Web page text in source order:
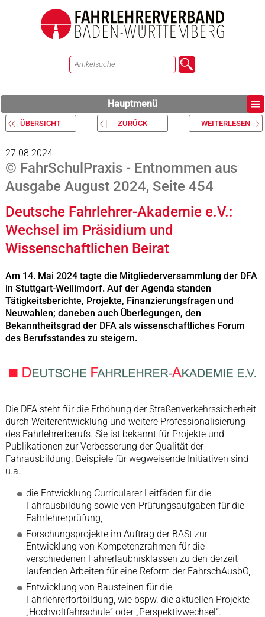
Hauptmenü
ÜBERSICHT ZURÜCK WEITERLESEN
27.08.2024
© FahrSchulPraxis - Entnommen aus
Ausgabe August 2024, Seite 454
Deutsche Fahrlehrer-Akademie e.V.:
Wechsel im Präsidium und
Wissenschaftlichen Beirat
Am 14. Mai 2024 tagte die Mitgliederversammlung der DFA
in Stuttgart-Weilimdorf. Auf der Agenda standen
Tätigkeitsberichte, Projekte, Finanzierungsfragen und
Neuwahlen; daneben auch Überlegungen, den
Bekanntheitsgrad der DFA als wissenschaftliches Forum
des Berufsstandes zu steigern.
Die DFA steht für die Erhöhung der Straßenverkehrssicherheit
durch Weiterentwicklung und weitere Professionalisierung
des Fahrlehrerberufs. Sie ist bekannt für Projekte und
Publikationen zur Verbesserung der Qualität der
Fahrausbildung. Beispiele für wegweisende Initiativen sind
u.a.
die Entwicklung Curricularer Leitfäden für die
Fahrausbildung sowie von Prüfungsaufgaben für die
Fahrlehrerprüfung,
Forschungsprojekte im Auftrag der BASt zur
Entwicklung von Kompetenzrahmen für die
verschiedenen Fahrerlaubnisklassen zu den derzeit
laufenden Arbeiten für eine Reform der FahrschAusbO,
Entwicklung von Bausteinen für die
Fahrlehrerfortbildung, wie bspw. die aktuellen Projekte
„Hochvoltfahrschule“ oder „Perspektivwechsel“.